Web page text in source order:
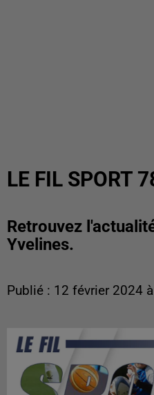
LE FIL SPORT
Retrouvez
Yvelines.
Publié : 12 février 2024